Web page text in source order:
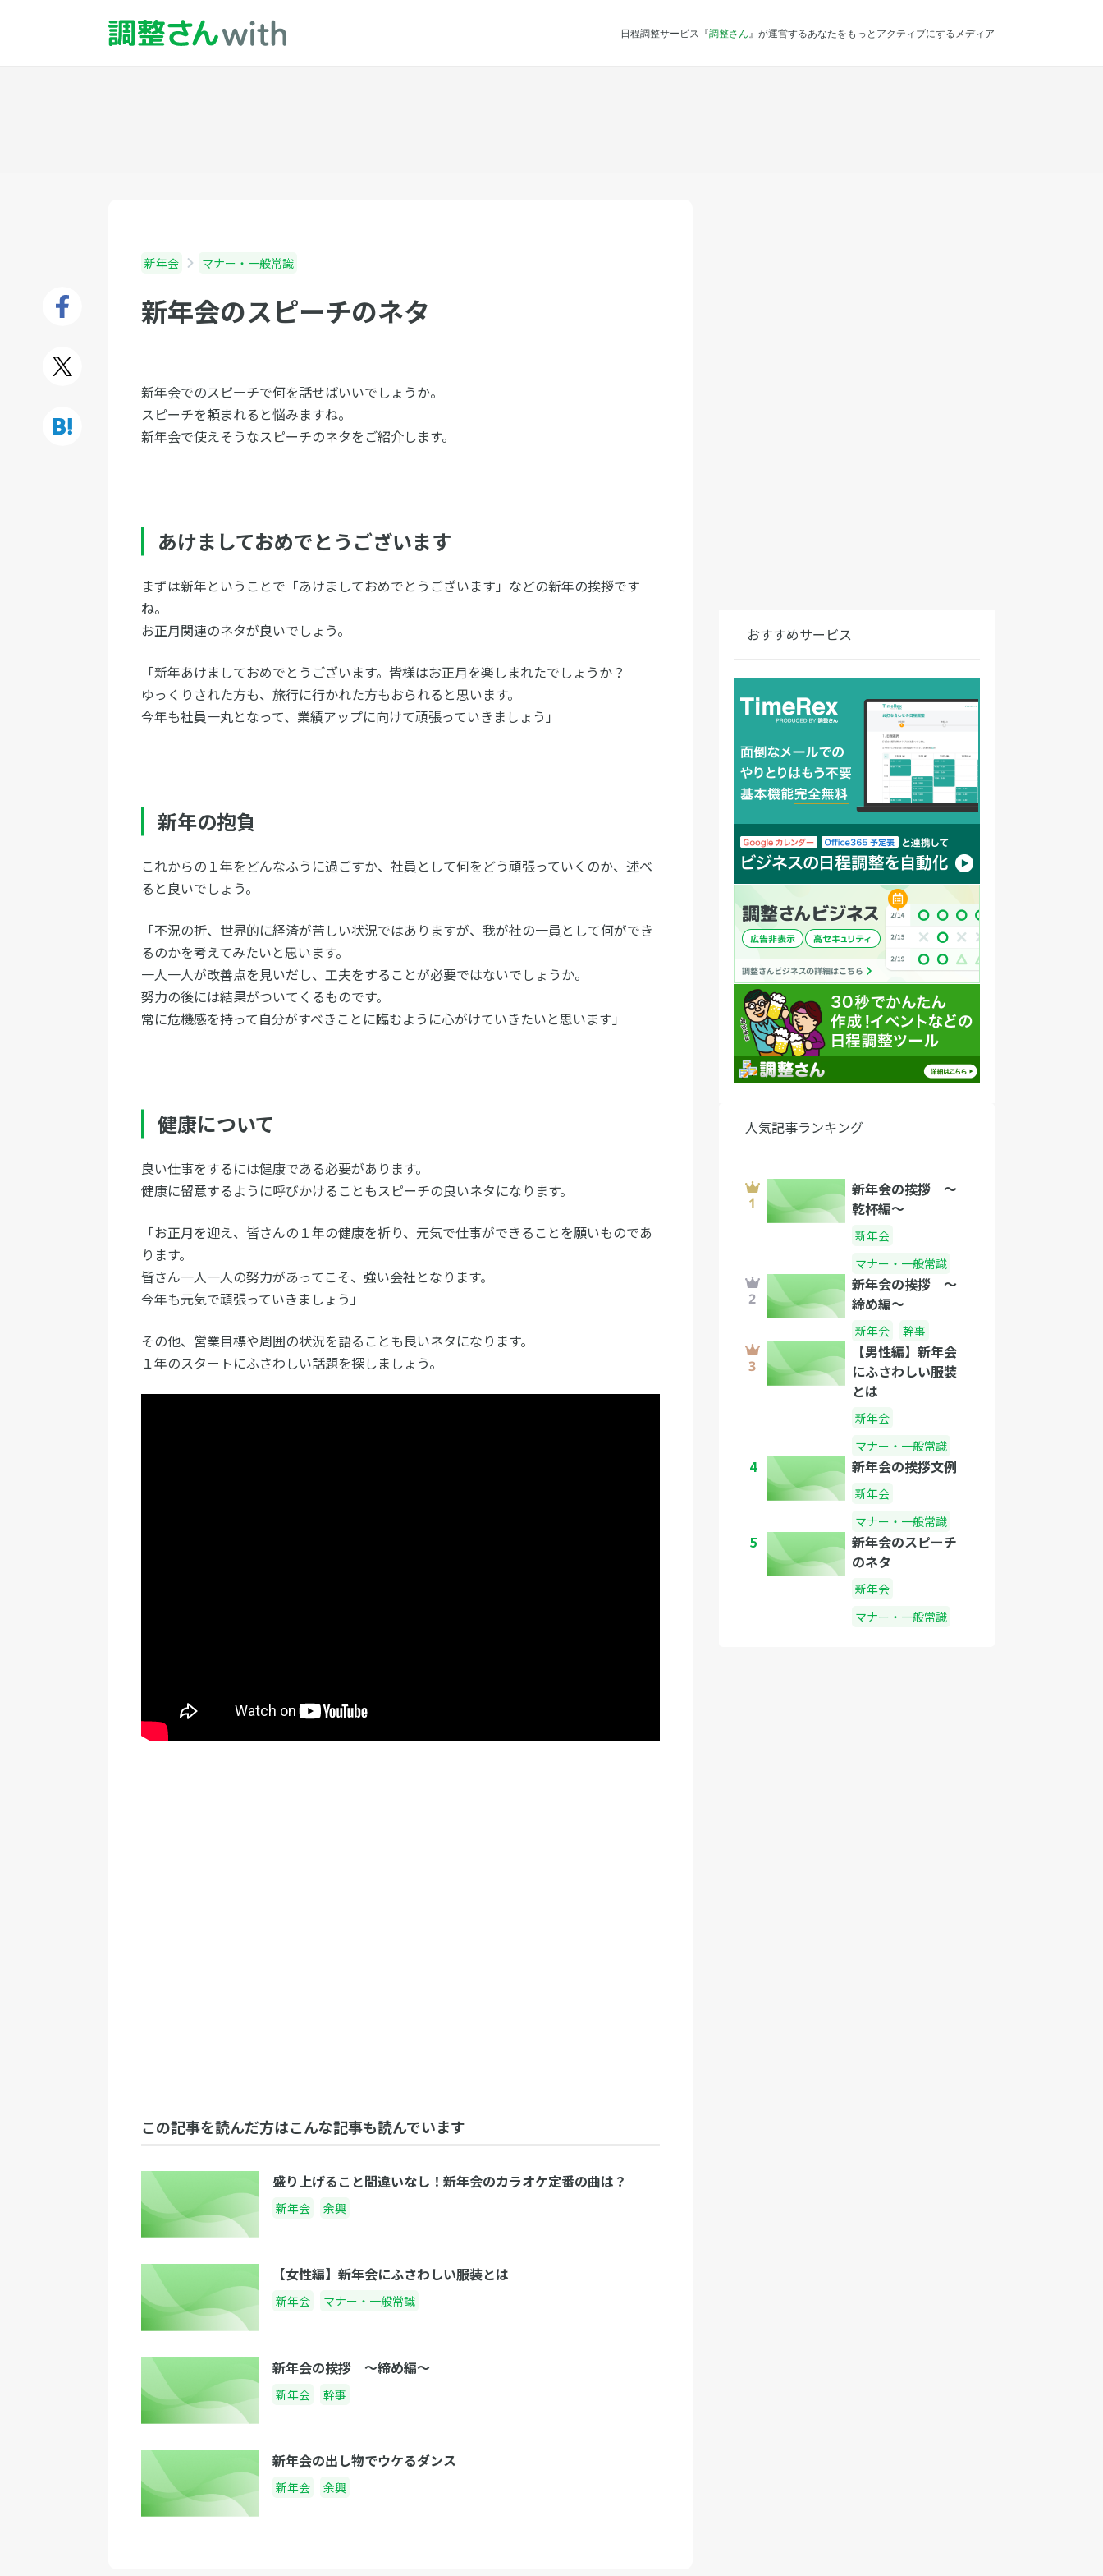
日程調整サービス『調整さん 』が運営するあなたをもっとアクティブにするメディア
新年会 マナー・一般常識
新年会のスピーチのネタ
新年会でのスピーチで何を話せばいいでしょうか。
スピーチを頼まれると悩みますね。
新年会で使えそうなスピーチのネタをご紹介します。
あけましておめでとうございます
まずは新年ということで「あけましておめでとうございます」などの新年の挨拶です
ね。
お正月関連のネタが良いでしょう。
「新年あけましておめでとうございます。皆様はお正月を楽しまれたでしょうか？
ゆっくりされた方も、旅行に行かれた方もおられると思います。
今年も社員一丸となって、業績アップに向けて頑張っていきましょう」
新年の抱負
これからの１年をどんなふうに過ごすか、社員として何をどう頑張っていくのか、述べ
ると良いでしょう。
「不況の折、世界的に経済が苦しい状況ではありますが、我が社の一員として何ができ
るのかを考えてみたいと思います。
一人一人が改善点を見いだし、工夫をすることが必要ではないでしょうか。
努力の後には結果がついてくるものです。
常に危機感を持って自分がすべきことに臨むように心がけていきたいと思います」
健康について
良い仕事をするには健康である必要があります。
健康に留意するように呼びかけることもスピーチの良いネタになります。
「お正月を迎え、皆さんの１年の健康を祈り、元気で仕事ができることを願いものであ
ります。
皆さん一人一人の努力があってこそ、強い会社となります。
今年も元気で頑張っていきましょう」
その他、営業目標や周囲の状況を語ることも良いネタになります。
１年のスタートにふさわしい話題を探しましょう。
この記事を読んだ方はこんな記事も読んでいます
盛り上げること間違いなし！新年会のカラオケ定番の曲は？
新年会 余興
【女性編】新年会にふさわしい服装とは
新年会 マナー・一般常識
新年会の挨拶 〜締め編〜
新年会 幹事
新年会の出し物でウケるダンス
新年会 余興
おすすめサービス
人気記事ランキング
新年会の挨拶 〜
乾杯編〜
新年会
マナー・一般常識
新年会の挨拶 〜
締め編〜
新年会 幹事
【男性編】新年会
にふさわしい服装
とは
新年会
マナー・一般常識
4 新年会の挨拶文例
新年会
マナー・一般常識
5
新年会のスピーチ
のネタ
新年会
マナー・一般常識